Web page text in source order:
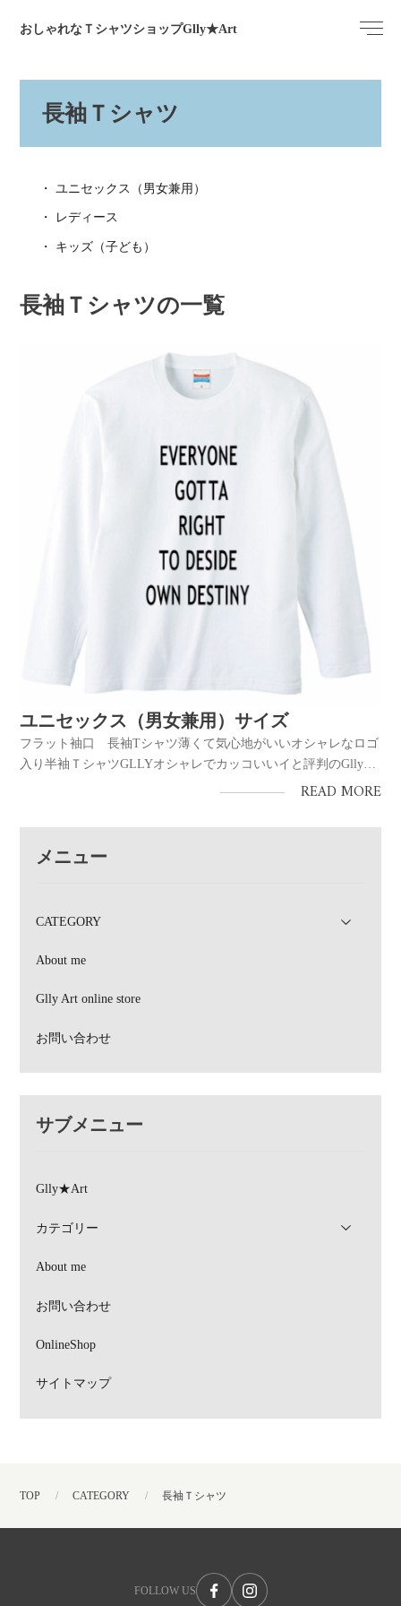
おしゃれなＴシャツショップGlly★Art
長袖Ｔシャツ
ユニセックス（男女兼用）
レディース
キッズ（子ども）
長袖Ｔシャツの一覧
ユニセックス（男女兼用）サイズ
フラット袖口 長袖Tシャツ薄くて気心地がいいオシャレなロゴ
入り半袖ＴシャツGLLYオシャレでカッコいいイと評判のGlly
Artオリジナルデザインのロゴ入りＴシャツです。かなり薄手の
生地を使用していて、しなやかでなめらかな着心地です。通気
READ MORE
メニュー
CATEGORY
About me
Glly Art online store
お問い合わせ
サブメニュー
Glly★Art
カテゴリー
About me
お問い合わせ
OnlineShop
サイトマップ
TOP CATEGORY 長袖Ｔシャツ
FOLLOW US